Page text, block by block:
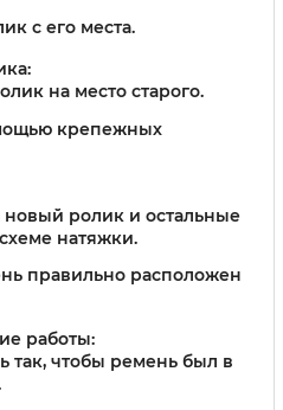
с его места.
на место старого.
крепежных
новый ролик и остальные
натяжки.
правильно расположен
работы:
так, чтобы ремень был в